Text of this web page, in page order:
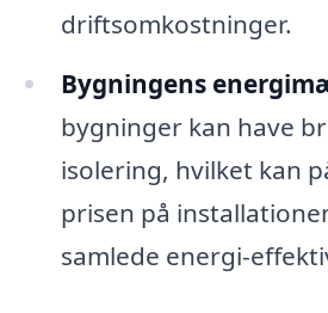
driftsomkostninger.
Bygningens
bygninger kan have
isolering, hvilket kan
prisen på
samlede energi-